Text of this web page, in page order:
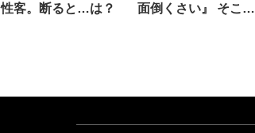
性客。断ると…は？
面倒くさい』 そこで